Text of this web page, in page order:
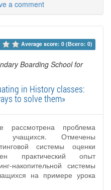
a comment
Average score: 0 (Всего: 0)
Boarding School for
in History classes:
to solve them»
рассмотрена проблема
учащихся. Отмечены
системы оценки
практический опыт
накопительной системы
на примере урока